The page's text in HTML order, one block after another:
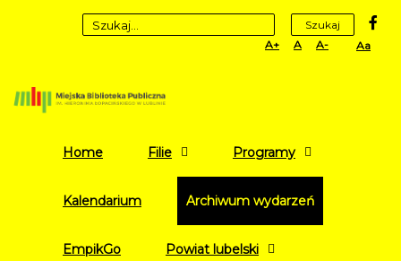
Szukaj
Set
LargerDefault
Set
Smaller
High
Home Filie Programy
Kalendarium Archiwum wydarzeń
EmpikGo Powiat lubelski